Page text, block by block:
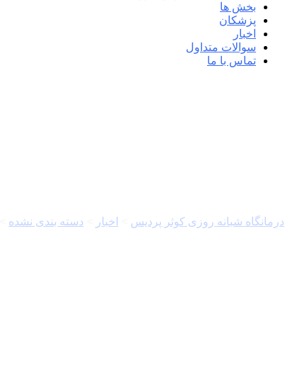
بخش ها
پزشکان
اخبار
سوالات متداول
تماس با ما
درمانگاه شبانه روزی کوثر پردیس اخبار دسته بندی نشده